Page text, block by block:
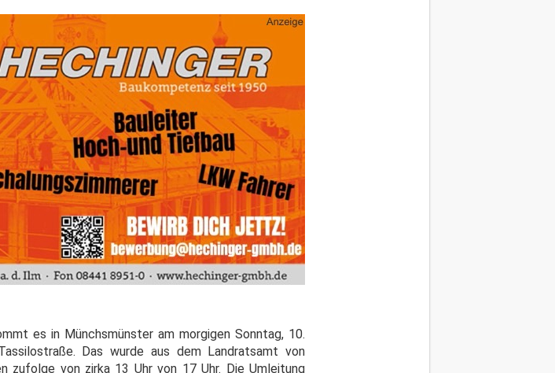
es in Münchsmünster am morgigen Sonntag, 10.
Das wurde aus dem Landratsamt von
zufolge von zirka 13 Uhr von 17 Uhr. Die Umleitung